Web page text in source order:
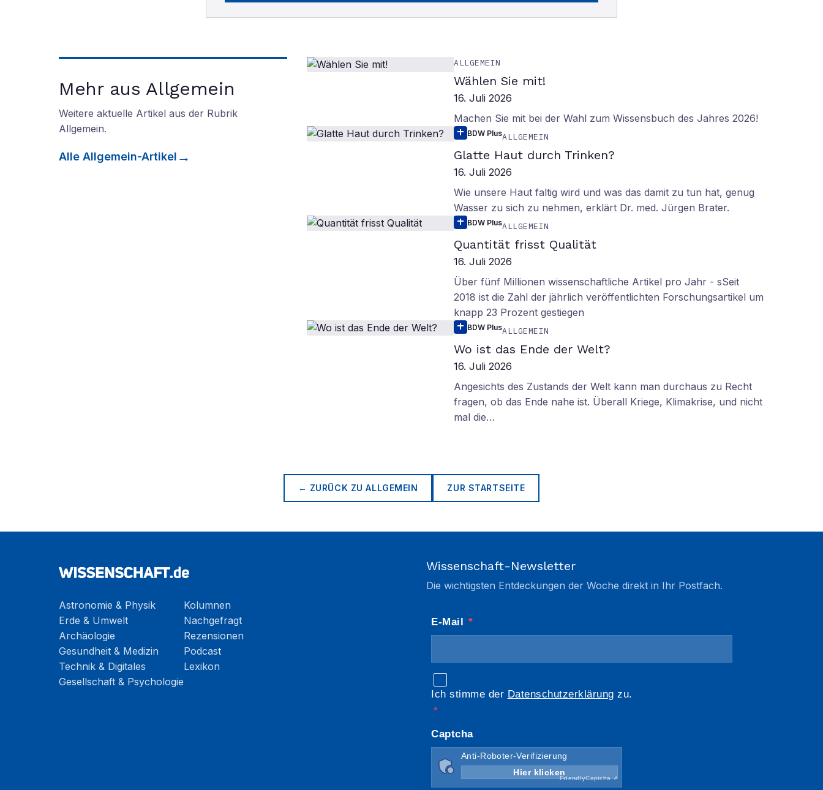
Mehr aus Allgemein
Weitere aktuelle Artikel aus der Rubrik
Allgemein.
Alle Allgemein-Artikel
ALLGEMEIN
Wählen Sie mit!
16. Juli 2026
Machen Sie mit bei der Wahl zum Wissensbuch des Jahres 2026!
BDW PlusALLGEMEIN
Glatte Haut durch Trinken?
16. Juli 2026
Wie unsere Haut faltig wird und was das damit zu tun hat, genug
Wasser zu sich zu nehmen, erklärt Dr. med. Jürgen Brater.
BDW PlusALLGEMEIN
Quantität frisst Qualität
16. Juli 2026
Über fünf Millionen wissenschaftliche Artikel pro Jahr - sSeit
2018 ist die Zahl der jährlich veröffentlichten Forschungsartikel um
knapp 23 Prozent gestiegen
BDW PlusALLGEMEIN
Wo ist das Ende der Welt?
16. Juli 2026
Angesichts des Zustands der Welt kann man durchaus zu Recht
fragen, ob das Ende nahe ist. Überall Kriege, Klimakrise, und nicht
mal die…
← ZURÜCK ZUALLGEMEIN ZUR STARTSEITE
Astronomie & Physik
Erde & Umwelt
Archäologie
Gesundheit & Medizin
Technik & Digitales
Gesellschaft & Psychologie
Kolumnen
Nachgefragt
Rezensionen
Podcast
Lexikon
Wissenschaft-Newsletter
Die wichtigsten Entdeckungen der Woche direkt in Ihr Postfach.